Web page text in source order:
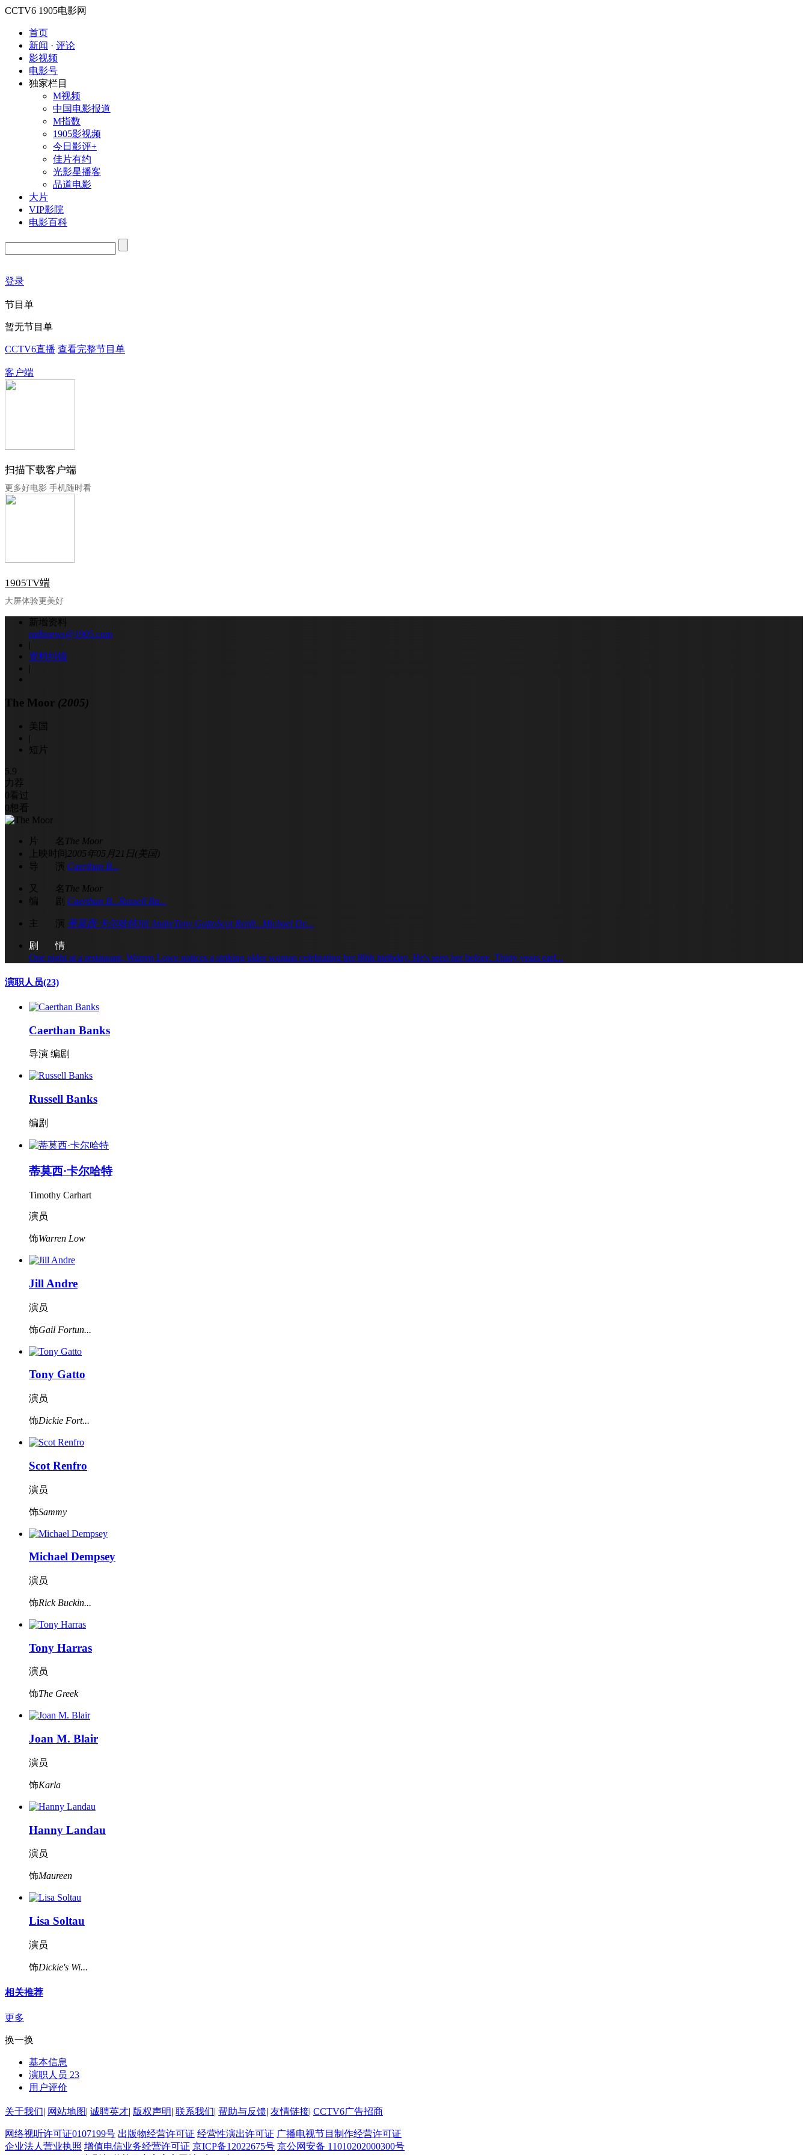
CCTV6 1905电影网
首页
新闻 · 评论
影视频
电影号
独家栏目
M视频
中国电影报道
M指数
1905影视频
今日影评+
佳片有约
光影星播客
品道电影
大片
VIP影院
电影百科
登录
节目单
暂无节目单
CCTV6直播 查看完整节目单
客户端
扫描下载客户端
更多好电影 手机随时看
1905TV端
大屏体验更美好
新增资料
mdbnews@1905.com
|
资料纠错
|
The Moor (2005)
美国
|
短片
5.9
力荐
0看过
0想看
片 名 The Moor
上映时间2005年05月21日(美国)
导 演 Caerthan B...
又 名 The Moor
编 剧
Caerthan B...Russell Ba...
主 演 蒂莫西·卡尔哈特Jill AndreTony GattoScot Renfr...Michael De...
剧 情
One night at a restaurant, Warren Lowe notices a striking older woman celebrating her 80th birthday. He's seen her before. Thirty years earl...
演职人员(23)
Caerthan Banks
导演 编剧
Russell Banks
编剧
蒂莫西·卡尔哈特
Timothy Carhart
演员
饰Warren Low
Jill Andre
演员
饰Gail Fortun...
Tony Gatto
演员
饰Dickie Fort...
Scot Renfro
演员
饰Sammy
Michael Dempsey
演员
饰Rick Buckin...
Tony Harras
演员
饰The Greek
Joan M. Blair
演员
饰Karla
Hanny Landau
演员
饰Maureen
Lisa Soltau
演员
饰Dickie's Wi...
相关推荐
更多
换一换
基本信息
演职人员 23
用户评价
关于我们| 网站地图| 诚聘英才| 版权声明| 联系我们| 帮助与反馈| 友情链接| CCTV6广告招商
网络视听许可证0107199号 出版物经营许可证 经营性演出许可证 广播电视节目制作经营许可证
企业法人营业执照 增值电信业务经营许可证 京ICP备12022675号 京公网安备 11010202000300号